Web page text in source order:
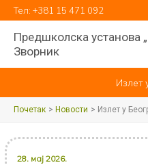
Пређи
на
садржај
Тел: +381 15 471 092
Предшколска установа
Зворник
Излет
Почетак Новости Излет у
28. мај 2026.